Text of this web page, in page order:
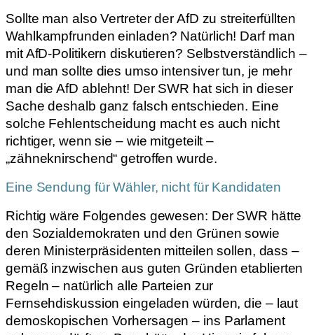
Sollte man also Vertreter der AfD zu streiterfüllten
Wahlkampfrunden einladen? Natürlich! Darf man
mit AfD-Politikern diskutieren? Selbstverständlich –
und man sollte dies umso intensiver tun, je mehr
man die AfD ablehnt! Der SWR hat sich in dieser
Sache deshalb ganz falsch entschieden. Eine
solche Fehlentscheidung macht es auch nicht
richtiger, wenn sie – wie mitgeteilt –
„zähneknirschend“ getroffen wurde.
Eine Sendung für Wähler, nicht für Kandidaten
Richtig wäre Folgendes gewesen: Der SWR hätte
den Sozialdemokraten und den Grünen sowie
deren Ministerpräsidenten mitteilen sollen, dass –
gemäß inzwischen aus guten Gründen etablierten
Regeln – natürlich alle Parteien zur
Fernsehdiskussion eingeladen würden, die – laut
demoskopischen Vorhersagen – ins Parlament